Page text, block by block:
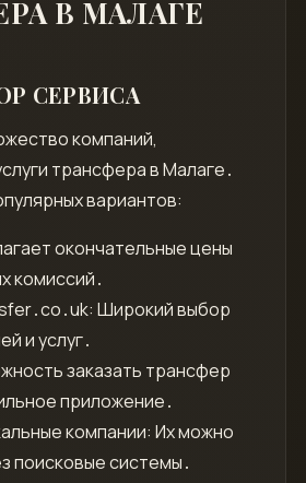
В МАЛАГЕ
СЕРВИСА
компаний,
трансфера в Малаге․
вариантов:
окончательные цены
комиссий․
Широкий выбор
и услуг․
заказать трансфер
приложение․
компании: Их можно
поисковые системы․